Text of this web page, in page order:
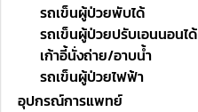
รถเข็นผู้ป่วยพับได้
รถเข็นผู้ป่วยปรับเอนนอนได้
เก้าอี้นั่งถ่าย/อาบน้ำ
รถเข็นผู้ป่วยไฟฟ้า
อุปกรณ์การแพทย์